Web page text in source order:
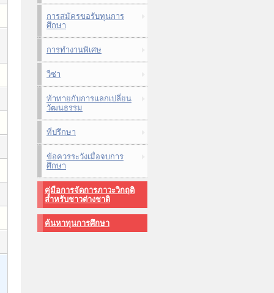
การสมัครขอรับทุนการ
ศึกษา
การทำงานพิเศษ
วีซ่า
ท้าทายกับการแลกเปลี่ยน
วัฒนธรรม
ที่ปรึกษา
ข้อควรระวังเมื่อจบการ
ศึกษา
คู่มือการจัดการภาวะวิกฤติ
สำหรับชาวต่างชาติ
ค้นหาทุนการศึกษา